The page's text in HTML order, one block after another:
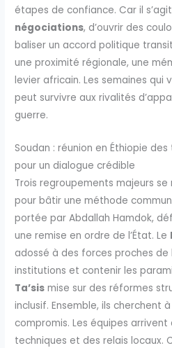
étapes de confiance. Car il
négociations, d’ouvrir des
baliser un accord politique
une proximité régionale, une
levier africain. Les semaines qui
peut survivre aux rivalités
guerre.
Soudan : réunion en Éthiopie
pour un dialogue crédible
Trois regroupements majeurs
pour bâtir une méthode
portée par Abdallah Hamdok,
une remise en ordre de l’État. Le
adossé à des forces proches de
institutions et contenir les
Ta’sis mise sur des réformes
inclusif. Ensemble, ils cherchent
compromis. Les équipes
techniques et des relais locaux.